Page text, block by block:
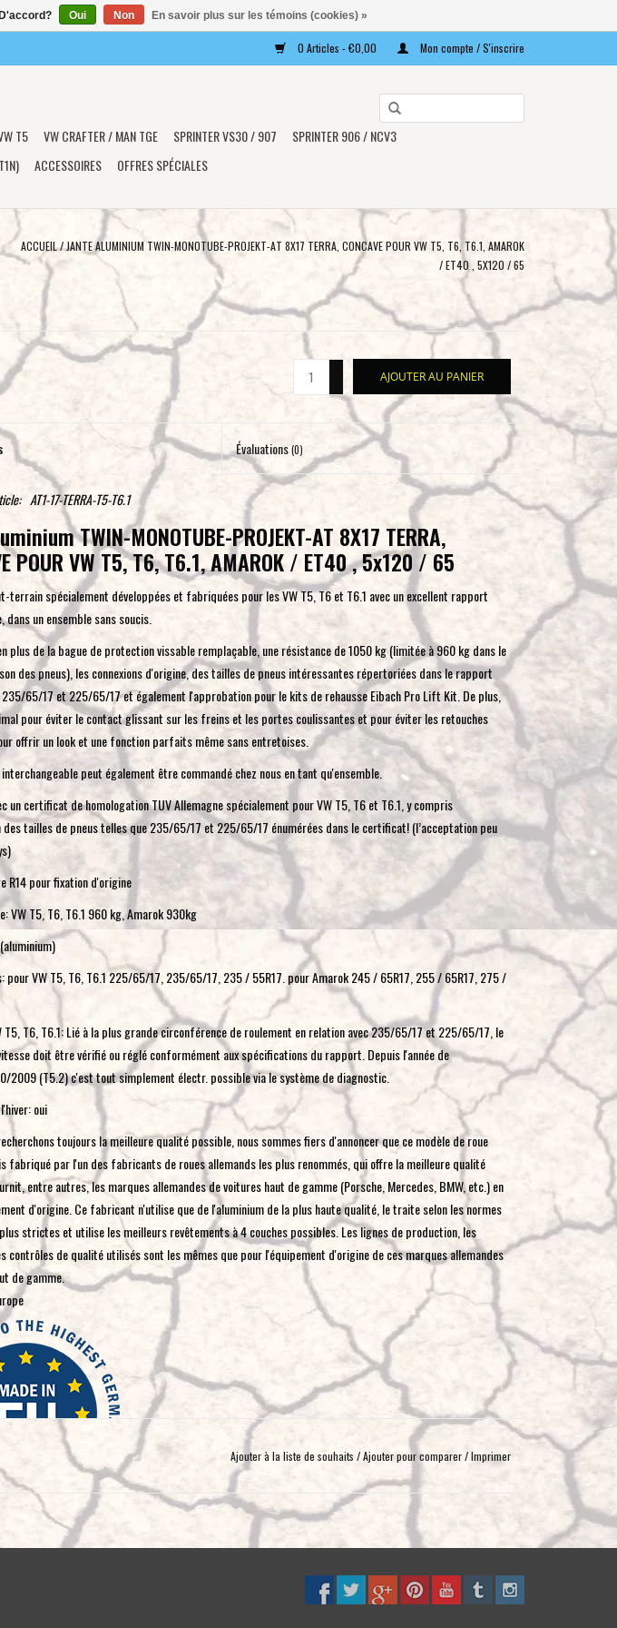
0 Articles - €0,00 Mon compte / S'inscrire
pour
sélectionner
résultat
Entrée
pour
de
recherche
sélectionné.
Les
utilisateurs
d'appareils
tactiles
peuvent
de
gestes
tels
toucher
et
glisser.
T5 VW CRAFTER / MAN TGE SPRINTER VS30 / 907
SPRINTER 906 / NCV3
ACCESSOIRES OFFRES SPÉCIALES
ACCUEIL/JANTE ALUMINIUM TWIN-MONOTUBE-PROJEKT-AT 8X17 TERRA, CONCAVE POUR VW T5, T6, T6.1, AMAROK
/ ET40 , 5X120 / 65
AJOUTER AU PANIER
Évaluations(0)
AT1-17-TERRA-T5-T6.1
TWIN-MONOTUBE-PROJEKT-AT 8X17 TERRA,
POUR VW T5, T6, T6.1, AMAROK / ET40 , 5x120 / 65
terrain spécialement développées et fabriquées pour les VW T5, T6 et T6.1 avec un excellent rapport
un ensemble sans soucis.
plus de la bague de protection vissable remplaçable, une résistance de 1050 kg (limitée à 960 kg dans le
des pneus), les connexions d'origine, des tailles de pneus intéressantes répertoriées dans le rapport
235/65/17 et 225/65/17 et également l'approbation pour le kits de rehausse Eibach Pro Lift Kit. De plus,
pour éviter le contact glissant sur les freins et les portes coulissantes et pour éviter les retouches
offrir un look et une fonction parfaits même sans entretoises.
interchangeable peut également être commandé chez nous en tant qu'ensemble.
un certificat de homologation TUV Allemagne spécialement pour VW T5, T6 et T6.1, y compris
des tailles de pneus telles que 235/65/17 et 225/65/17 énumérées dans le certificat! (l’acceptation peu
R14 pour fixation d'origine
VW T5, T6, T6.1 960 kg, Amarok 930kg
pour VW T5, T6, T6.1 225/65/17, 235/65/17, 235 / 55R17. pour Amarok 245 / 65R17, 255 / 65R17, 275 /
T5, T6, T6.1: Lié à la plus grande circonférence de roulement en relation avec 235/65/17 et 225/65/17, le
doit être vérifié ou réglé conformément aux spécifications du rapport. Depuis l'année de
2009 (T5.2) c'est tout simplement électr. possible via le système de diagnostic.
oui
toujours la meilleure qualité possible, nous sommes fiers d'annoncer que ce modèle de roue
fabriqué par l'un des fabricants de roues allemands les plus renommés, qui offre la meilleure qualité
entre autres, les marques allemandes de voitures haut de gamme (Porsche, Mercedes, BMW, etc.) en
d'origine. Ce fabricant n'utilise que de l'aluminium de la plus haute qualité, le traite selon les normes
strictes et utilise les meilleurs revêtements à 4 couches possibles. Les lignes de production, les
contrôles de qualité utilisés sont les mêmes que pour l'équipement d'origine de ces marques allemandes
de gamme.
% aux rayons X
Ajouter à la liste de souhaits /Ajouter pour comparer/Imprimer
Oui Non En savoir plus sur les témoins (cookies) »